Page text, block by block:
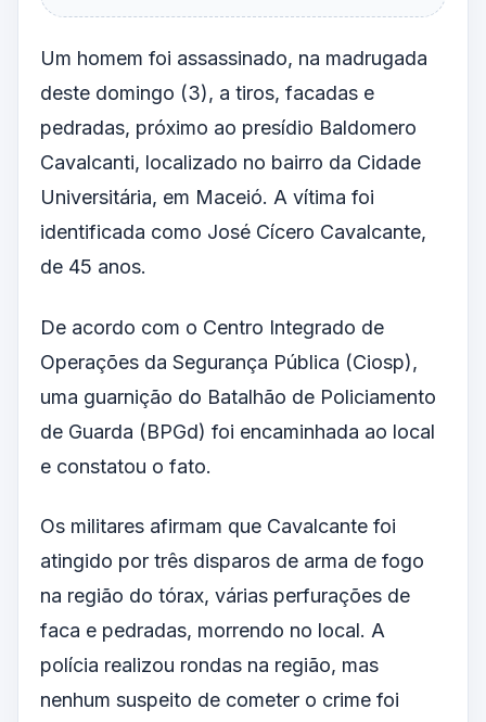
Um homem foi assassinado, na madrugada
deste domingo (3), a tiros, facadas e
pedradas, próximo ao presídio Baldomero
Cavalcanti, localizado no bairro da Cidade
Universitária, em Maceió. A vítima foi
identificada como José Cícero Cavalcante,
de 45 anos.
De acordo com o Centro Integrado de
Operações da Segurança Pública (Ciosp),
uma guarnição do Batalhão de Policiamento
de Guarda (BPGd) foi encaminhada ao local
e constatou o fato.
Os militares afirmam que Cavalcante foi
atingido por três disparos de arma de fogo
na região do tórax, várias perfurações de
faca e pedradas, morrendo no local. A
polícia realizou rondas na região, mas
nenhum suspeito de cometer o crime foi